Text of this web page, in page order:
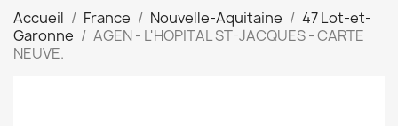
Accueil France Nouvelle-Aquitaine
47 Lot-et-
Garonne
AGEN - L'HOPITAL ST-JACQUES - CARTE
NEUVE.